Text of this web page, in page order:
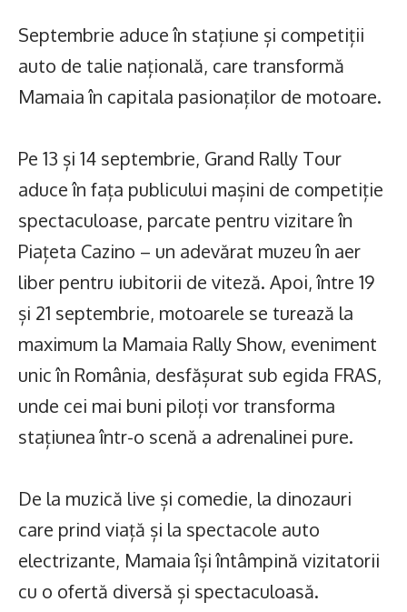
Septembrie aduce în stațiune și competiții
auto de talie națională, care transformă
Mamaia în capitala pasionaților de motoare.
Pe 13 și 14 septembrie, Grand Rally Tour
aduce în fața publicului mașini de competiție
spectaculoase, parcate pentru vizitare în
Piațeta Cazino – un adevărat muzeu în aer
liber pentru iubitorii de viteză. Apoi, între 19
și 21 septembrie, motoarele se turează la
maximum la Mamaia Rally Show, eveniment
unic în România, desfășurat sub egida FRAS,
unde cei mai buni piloți vor transforma
stațiunea într-o scenă a adrenalinei pure.
De la muzică live și comedie, la dinozauri
care prind viață și la spectacole auto
electrizante, Mamaia își întâmpină vizitatorii
cu o ofertă diversă și spectaculoasă.